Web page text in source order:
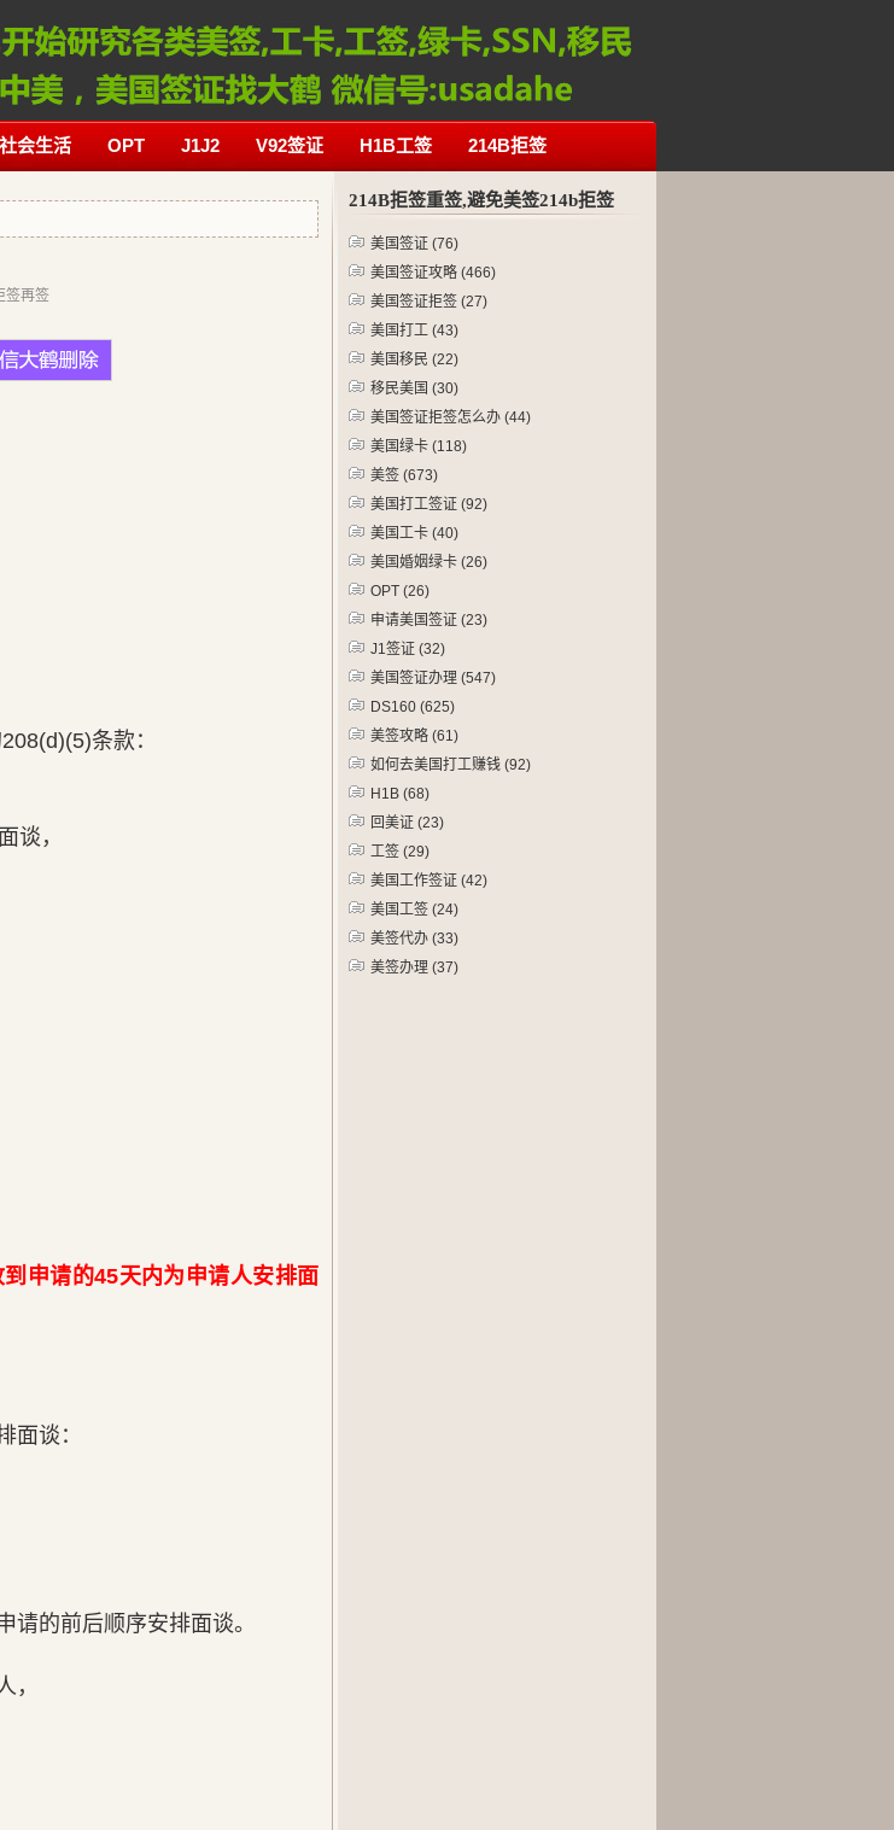
社会生活 OPT J1J2 V92签证 H1B工签 214B拒签
签再签
条款：
谈，
申请的45天内为申请人安排面
面谈：
的前后顺序安排面谈。
，
214B拒签重签,避免美签214b拒签
美国签证 (76)
美国签证攻略 (466)
美国签证拒签 (27)
美国打工 (43)
美国移民 (22)
移民美国 (30)
美国签证拒签怎么办 (44)
美国绿卡 (118)
美签 (673)
美国打工签证 (92)
美国工卡 (40)
美国婚姻绿卡 (26)
OPT (26)
申请美国签证 (23)
J1签证 (32)
美国签证办理 (547)
DS160 (625)
美签攻略 (61)
如何去美国打工赚钱 (92)
H1B (68)
回美证 (23)
工签 (29)
美国工作签证 (42)
美国工签 (24)
美签代办 (33)
美签办理 (37)